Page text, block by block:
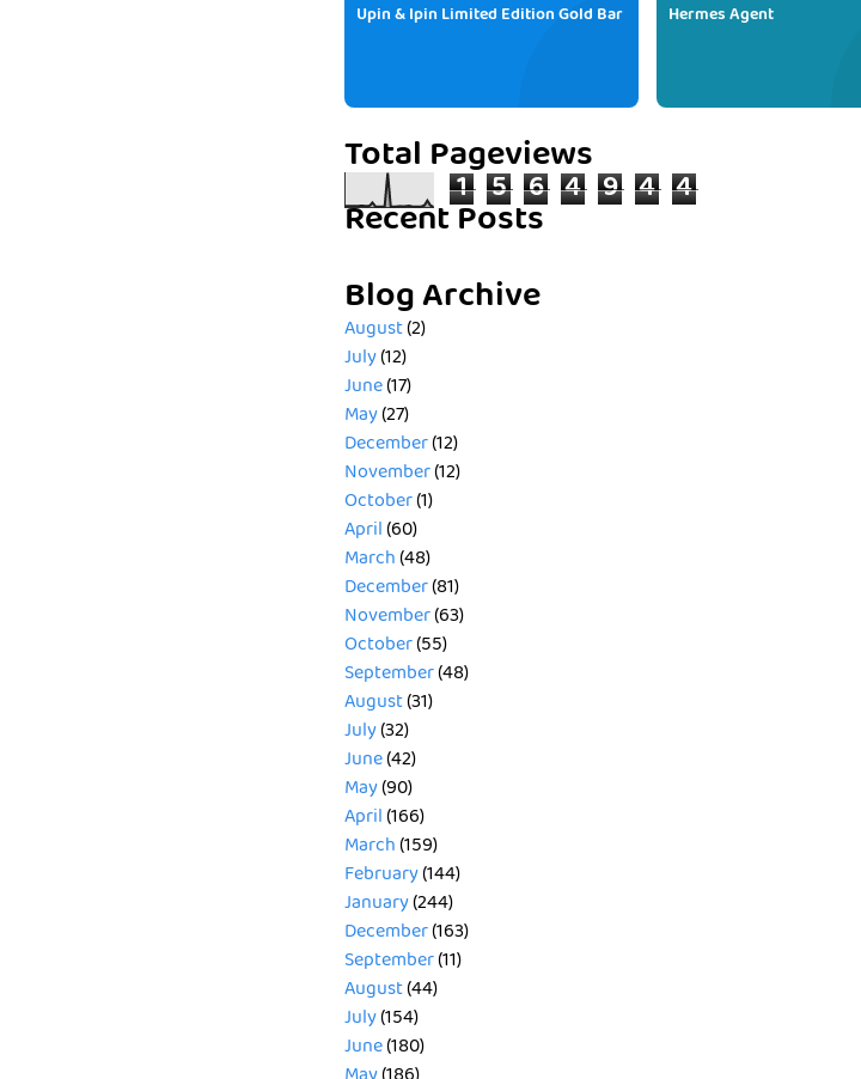
Upin & Ipin Limited Edition Gold Bar Hermes Agent
Total Pageviews
1 5 6 4 9 4 4
Recent Posts
Blog Archive
August(2)
July(12)
June(17)
May(27)
December(12)
November(12)
October(1)
April(60)
March(48)
December(81)
November(63)
October(55)
September(48)
August(31)
July(32)
June(42)
May(90)
April(166)
March(159)
February(144)
January(244)
December(163)
September(11)
August(44)
July(154)
June(180)